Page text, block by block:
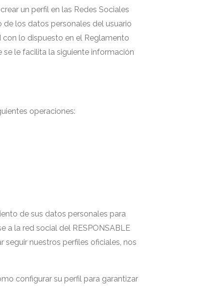
un perfil en las Redes Sociales
de los datos personales del usuario
lo dispuesto en el Reglamento
se le facilita la siguiente información
operaciones:
de sus datos personales para
a la red social del RESPONSABLE
nuestros perfiles oficiales, nos
configurar su perfil para garantizar